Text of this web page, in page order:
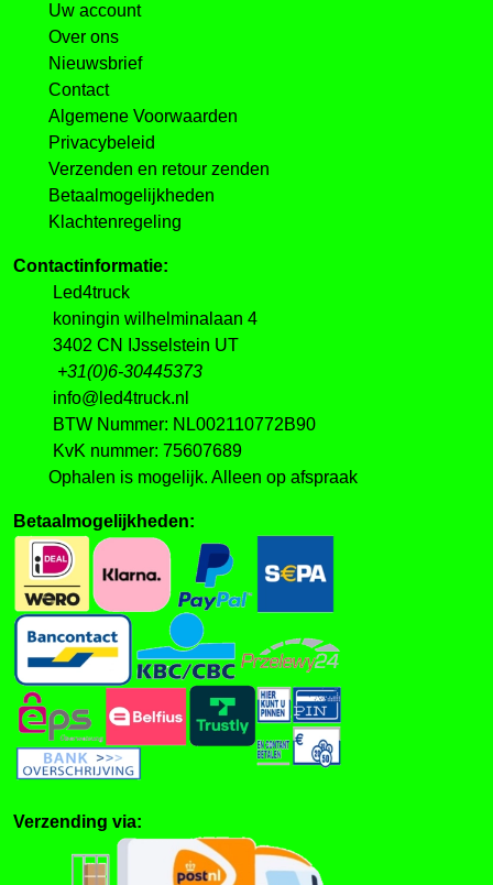
Uw account
Over ons
Nieuwsbrief
Contact
Algemene Voorwaarden
Privacybeleid
Verzenden en retour zenden
Betaalmogelijkheden
Klachtenregeling
Contactinformatie:
Led4truck
koningin wilhelminalaan 4
3402 CN IJsselstein UT
+31(0)6-30445373
info@led4truck.nl
BTW Nummer: NL002110772B90
KvK nummer: 75607689
Ophalen is mogelijk. Alleen op afspraak
Betaalmogelijkheden:
Verzending via: